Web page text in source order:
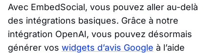
Avec EmbedSocial, vous pouvez aller au-delà
des intégrations basiques. Grâce à notre
intégration OpenAI, vous pouvez désormais
générer vos widgets d’avis Google à l’aide